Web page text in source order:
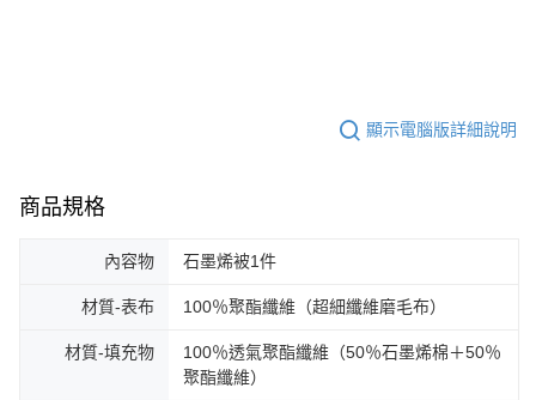
顯示電腦版詳細說明
商品規格
內容物 石墨烯被1件
材質‐表布 100％聚酯纖維（超細纖維磨毛布）
材質‐填充物
100％透氣聚酯纖維（50％石墨烯棉＋50％
聚酯纖維）